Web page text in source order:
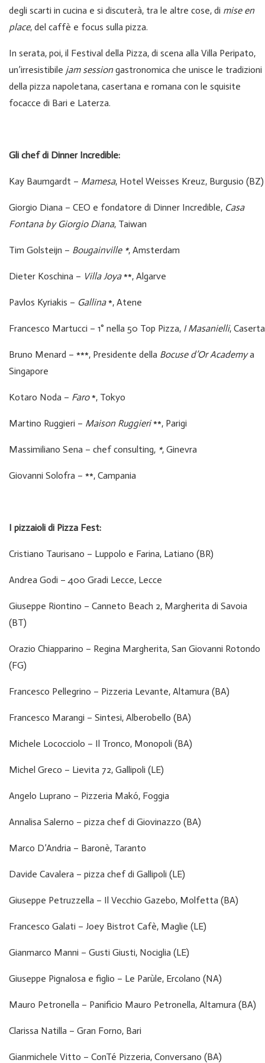
degli scarti in cucina e si discuterà, tra le altre cose, di mise en
place, del caffè e focus sulla pizza.
In serata, poi, il Festival della Pizza, di scena alla Villa Peripato,
un’irresistibile jam sessiongastronomica che unisce le tradizioni
della pizza napoletana, casertana e romana con le squisite
focacce di Bari e Laterza.
Gli chef di Dinner Incredible:
Kay Baumgardt – Mamesa, Hotel Weisses Kreuz, Burgusio (BZ)
Giorgio Diana – CEO e fondatore di Dinner Incredible, Casa
Fontana by Giorgio Diana, Taiwan
Tim Golsteijn – Bougainville *, Amsterdam
Dieter Koschina – Villa Joya**, Algarve
Pavlos Kyriakis – Gallina*, Atene
Francesco Martucci – 1° nella 50 Top Pizza, I Masanielli, Caserta
Bruno Menard – ***, Presidente della Bocuse d’Or Academya
Singapore
Kotaro Noda – Faro*, Tokyo
Martino Ruggieri – Maison Ruggieri**, Parigi
Massimiliano Sena – chef consulting, *, Ginevra
Giovanni Solofra – **, Campania
I pizzaioli di Pizza Fest:
Cristiano Taurisano – Luppolo e Farina, Latiano (BR)
Andrea Godi – 400 Gradi Lecce, Lecce
Giuseppe Riontino – Canneto Beach 2, Margherita di Savoia
(BT)
Orazio Chiapparino – Regina Margherita, San Giovanni Rotondo
(FG)
Francesco Pellegrino – Pizzeria Levante, Altamura (BA)
Francesco Marangi – Sintesi, Alberobello (BA)
Michele Lococciolo – Il Tronco, Monopoli (BA)
Michel Greco – Lievita 72, Gallipoli (LE)
Angelo Luprano – Pizzeria Makó, Foggia
Annalisa Salerno – pizza chef di Giovinazzo (BA)
Marco D’Andria – Baronè, Taranto
Davide Cavalera – pizza chef di Gallipoli (LE)
Giuseppe Petruzzella – Il Vecchio Gazebo, Molfetta (BA)
Francesco Galati – Joey Bistrot Cafè, Maglie (LE)
Gianmarco Manni – Gusti Giusti, Nociglia (LE)
Giuseppe Pignalosa e figlio – Le Parùle, Ercolano (NA)
Mauro Petronella – Panificio Mauro Petronella, Altamura (BA)
Clarissa Natilla – Gran Forno, Bari
Gianmichele Vitto – ConTé Pizzeria, Conversano (BA)